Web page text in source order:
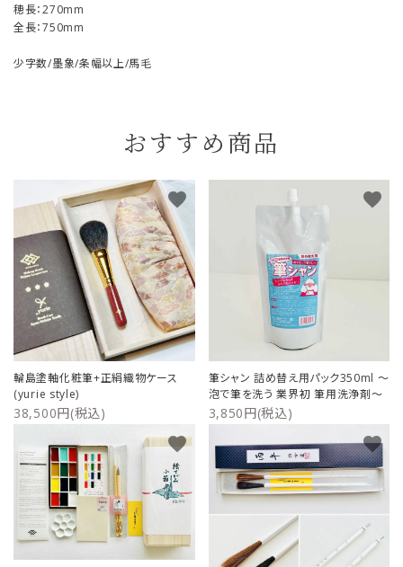
穂長：270mm
全長：750mm
少字数/墨象/条幅以上/馬毛
おすすめ商品
輪島塗軸化粧筆+正絹織物ケース
(yurie style)
38,500円(税込)
favorite
筆シャン 詰め替え用パック350ml ～
泡で筆を洗う 業界初 筆用洗浄剤～
3,850円(税込)
favorite
favorite favorite